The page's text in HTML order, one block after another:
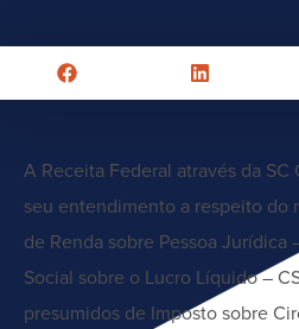
A Receita Federal através da SC
seu entendimento a respeito do
de Renda sobre Pessoa Jurídica
Social sobre o Lucro Líquido –
presumidos de Imposto sobre